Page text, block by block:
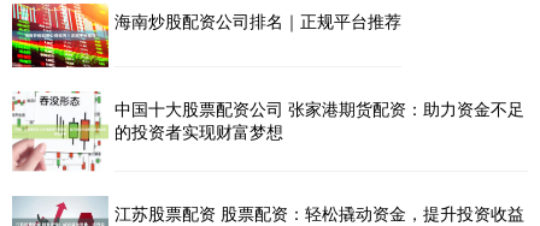
海南炒股配资公司排名｜正规平台推荐
中国十大股票配资公司 张家港期货配资：助力资金不足
的投资者实现财富梦想
江苏股票配资 股票配资：轻松撬动资金，提升投资收益